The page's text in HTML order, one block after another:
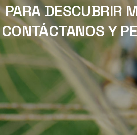
PARA DESCUBRIR
CONTÁCTANOS Y